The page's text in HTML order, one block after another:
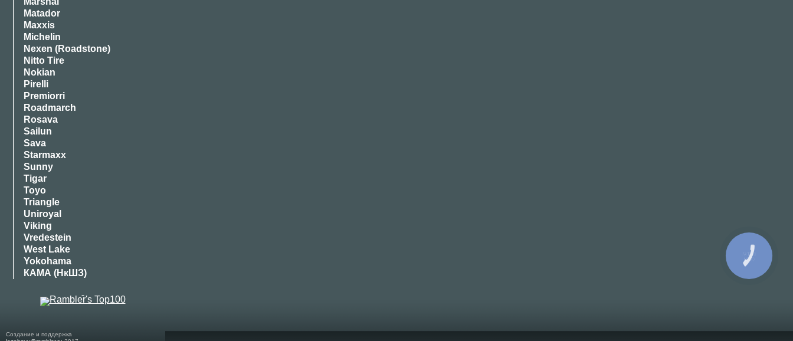
Matador
Maxxis
Michelin
Nexen (Roadstone)
Nitto Tire
Nokian
Pirelli
Premiorri
Roadmarch
Rosava
Sailun
Sava
Starmaxx
Sunny
Tigar
Toyo
Triangle
Uniroyal
Viking
Vredestein
West Lake
Yokohama
КАМА (НкШЗ)
Создание и поддержка
КНОПКА
СВЯЗИ